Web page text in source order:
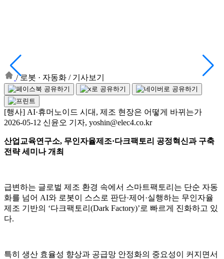
/로봇 · 자동화 / 기사보기
[행사] AI·휴머노이드 시대, 제조 현장은 어떻게 바뀌는가
2026-05-12 신윤오 기자, yoshin@elec4.co.kr
산업교육연구소, 무인자율제조·다크팩토리 공정혁신과 구축
전략 세미나 개최
급변하는 글로벌 제조 환경 속에서 스마트팩토리는 단순 자동
화를 넘어 AI와 로봇이 스스로 판단·제어·실행하는 무인자율
제조 기반의 ‘다크팩토리(Dark Factory)’로 빠르게 진화하고 있
다.
특히 생산 효율성 향상과 공급망 안정화의 중요성이 커지면서